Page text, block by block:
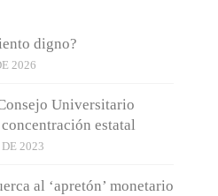
digno?
2026
Universitario
estatal
2023
al ‘apretón’ monetario